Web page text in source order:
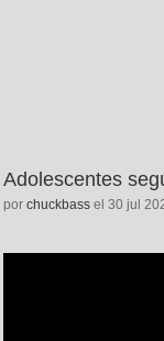
Adolescentes
por chuckbass el 30 jul